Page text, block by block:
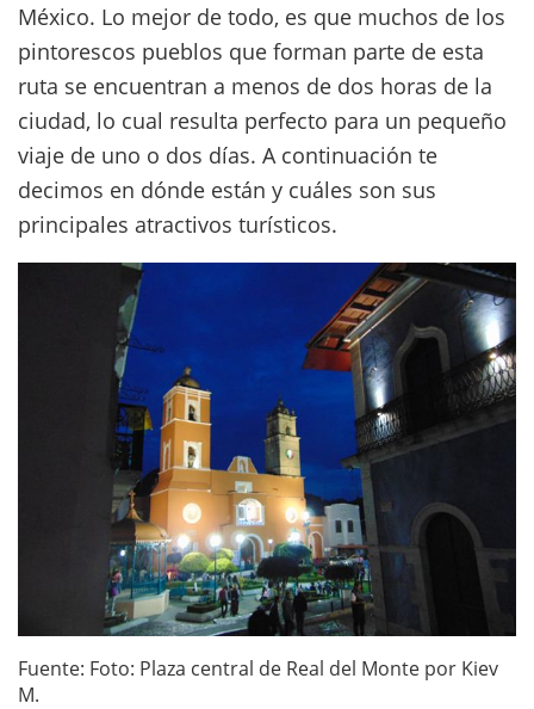
México. Lo mejor de todo, es que muchos de los
pintorescos pueblos que forman parte de esta
ruta se encuentran a menos de dos horas de la
ciudad, lo cual resulta perfecto para un pequeño
viaje de uno o dos días. A continuación te
decimos en dónde están y cuáles son sus
principales atractivos turísticos.
Fuente: Foto: Plaza central de Real del Monte por Kiev
M.